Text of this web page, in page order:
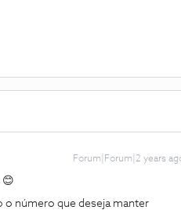
Forum|Forum|2 years
😊
o número que deseja manter